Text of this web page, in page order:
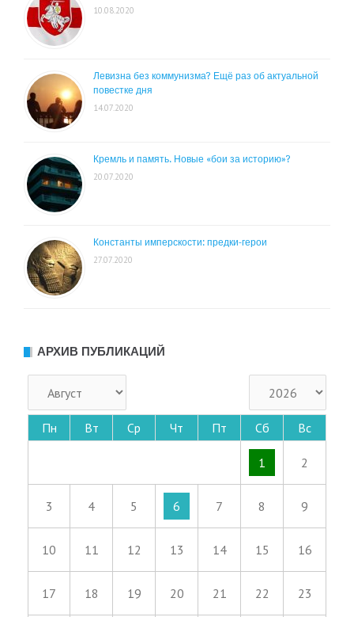
10.08.2020
Левизна без коммунизма? Ещё раз об актуальной
повестке дня
14.07.2020
Кремль и память. Новые «бои за историю»?
20.07.2020
Константы имперскости: предки-герои
27.07.2020
АРХИВ ПУБЛИКАЦИЙ
Пн Вт Ср Чт Пт Сб Вс
1 2
3 4 5 6 7 8 9
10 11 12 13 14 15 16
17 18 19 20 21 22 23